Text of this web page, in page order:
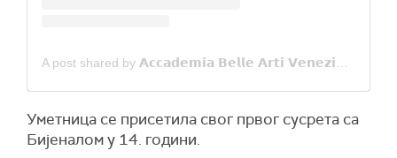
Уметница се присетила свог првог сусрета са
Бијеналом у 14. години.